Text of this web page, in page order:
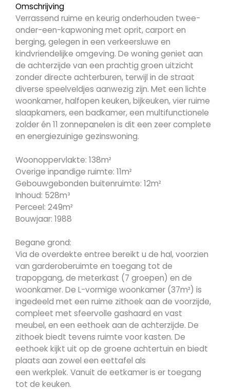
Omschrijving
Verrassend ruime en keurig onderhouden twee-
onder-een-kapwoning met oprit, carport en
berging, gelegen in een verkeersluwe en
kindvriendelijke omgeving. De woning geniet aan
de achterzijde van een prachtig groen uitzicht
zonder directe achterburen, terwijl in de straat
diverse speelveldjes aanwezig zijn. Met een lichte
woonkamer, halfopen keuken, bijkeuken, vier ruime
slaapkamers, een badkamer, een multifunctionele
zolder én 11 zonnepanelen is dit een zeer complete
en energiezuinige gezinswoning.
Woonoppervlakte: 138m²
Overige inpandige ruimte: 11m²
Gebouwgebonden buitenruimte: 12m²
Inhoud: 528m³
Perceel: 249m²
Bouwjaar: 1988
Begane grond:
Via de overdekte entree bereikt u de hal, voorzien
van garderoberuimte en toegang tot de
trapopgang, de meterkast (7 groepen) en de
woonkamer. De L-vormige woonkamer (37m²) is
ingedeeld met een ruime zithoek aan de voorzijde,
compleet met sfeervolle gashaard en vast
meubel, en een eethoek aan de achterzijde. De
zithoek biedt tevens ruimte voor kasten. De
eethoek kijkt uit op de groene achtertuin en biedt
plaats aan zowel een eettafel als
een werkplek. Vanuit de eetkamer is er toegang
tot de keuken.